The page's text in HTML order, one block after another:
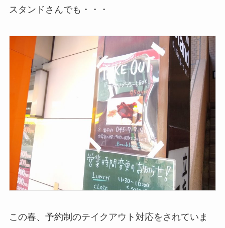
スタンドさんでも・・・
この春、予約制のテイクアウト対応をされていま